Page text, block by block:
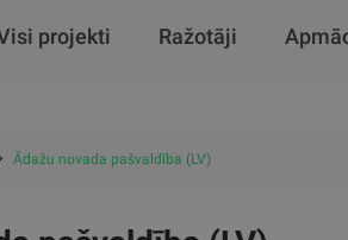
projekti Ražotāji
Ādažu novada pašvaldība (LV)